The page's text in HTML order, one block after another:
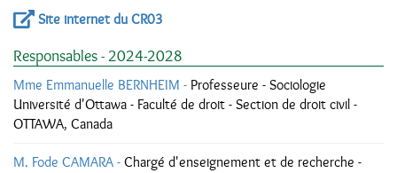
Site internet du CR03
Responsables - 2024-2028
Mme Emmanuelle BERNHEIM - Professeure - Sociologie
Université d'Ottawa - Faculté de droit - Section de droit civil -
OTTAWA, Canada
M. Fode CAMARA - Chargé d'enseignement et de recherche -